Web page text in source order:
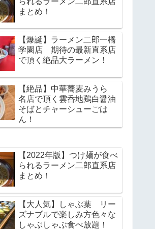
まとめ！
【爆誕】ラーメン二郎一橋
学園店 期待の最新直系店
で頂く絶品大ラーメン！
【絶品】中華蕎麦みうら
名店で頂く雲呑地鶏白醤油
そばとチャーシューごは
ん！
【2022年版】つけ麺が食べ
られるラーメン二郎直系店
まとめ！
【大人気】しゃぶ葉 リー
ズナブルで楽しみ方色々な
しゃぶしゃぶ食べ放題！